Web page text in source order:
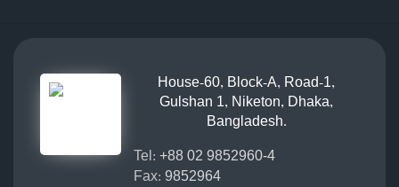
House-60, Block-A, Road-1,
Gulshan 1, Niketon, Dhaka,
Bangladesh.
Tel: +88 02 9852960-4
Fax: 9852964